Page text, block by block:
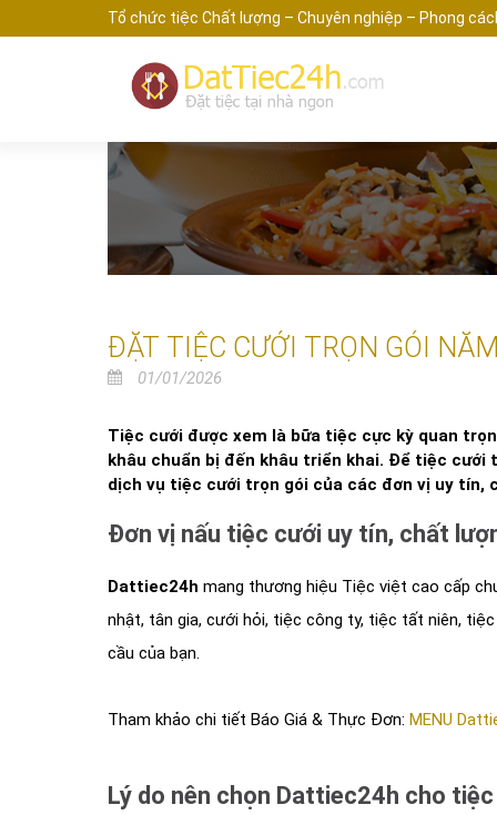
Tổ chức tiệc Chất lượng – Chuyên nghiệp – Phong
ĐẶT TIỆC CƯỚI TRỌN GÓI
01/01/2026
Tiệc cưới được xem là bữa tiệc cực kỳ quan
khâu chuẩn bị đến khâu triển khai. Để tiệc
dịch vụ tiệc cưới trọn gói của các đơn vị uy tín,
Đơn vị nấu tiệc cưới uy tín, chất
Dattiec24h mang thương hiệu Tiệc việt cao cấp
nhật, tân gia, cưới hỏi, tiệc công ty, tiệc tất niên,
cầu của bạn.
Tham khảo chi tiết Báo Giá & Thực Đơn:MENU
Lý do nên chọn Dattiec24h cho